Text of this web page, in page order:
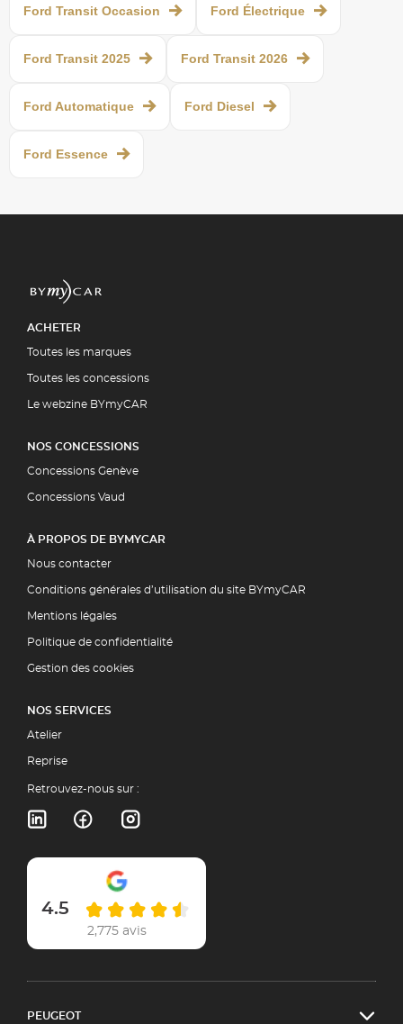
Ford Transit Occasion Ford Électrique
Ford Transit 2025 Ford Transit 2026
Ford Automatique Ford Diesel
Ford Essence
ACHETER
Toutes les marques
Toutes les concessions
Le webzine BYmyCAR
NOS CONCESSIONS
Concessions Genève
Concessions Vaud
À PROPOS DE BYMYCAR
Nous contacter
Conditions générales d’utilisation du site BYmyCAR
Mentions légales
Politique de confidentialité
Gestion des cookies
NOS SERVICES
Atelier
Reprise
Retrouvez-nous sur :
4.5
2,775 avis
PEUGEOT